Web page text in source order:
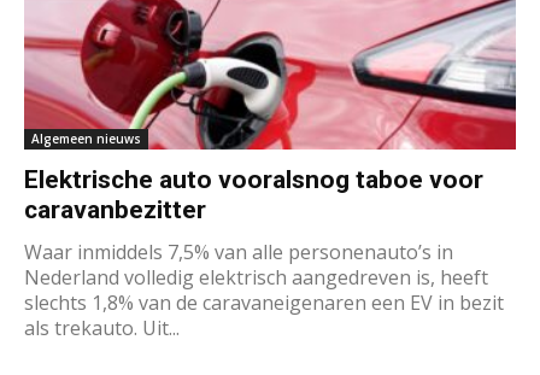
Algemeen nieuws
Elektrische auto vooralsnog taboe voor
caravanbezitter
Waar inmiddels 7,5% van alle personenauto’s in
Nederland volledig elektrisch aangedreven is, heeft
slechts 1,8% van de caravaneigenaren een EV in bezit
als trekauto. Uit...